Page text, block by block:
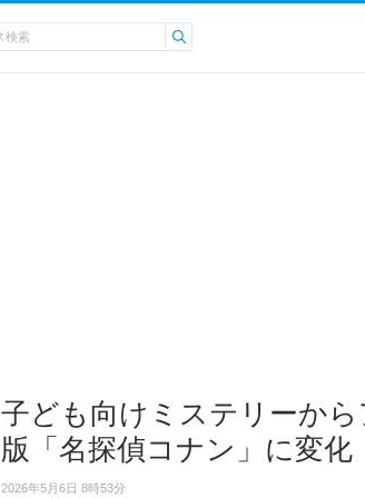
子ども向けミステリーか
版「名探偵コナン」に変化
2026年5月6日 8時53分